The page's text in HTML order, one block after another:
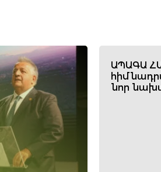
ԱՊԱԳԱ
նոր